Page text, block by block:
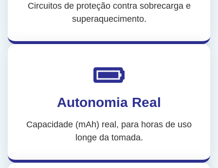
Circuitos de proteção contra sobrecarga e
superaquecimento.
Autonomia Real
Capacidade (mAh) real, para horas de uso
longe da tomada.